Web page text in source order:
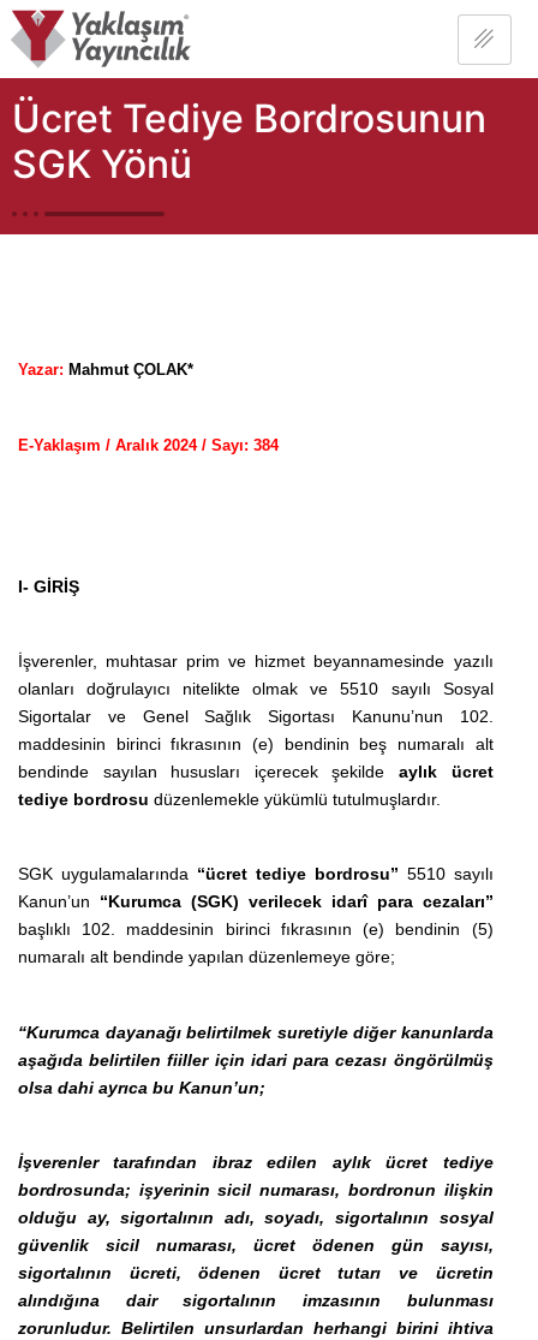
Ücret Tediye Bordrosunun
SGK Yönü
Yazar: Mahmut ÇOLAK*
E-Yaklaşım / Aralık 2024 / Sayı: 384
I- GİRİŞ
İşverenler, muhtasar prim ve hizmet beyannamesinde yazılı
olanları doğrulayıcı nitelikte olmak ve 5510 sayılı Sosyal
Sigortalar ve Genel Sağlık Sigortası Kanunu’nun 102.
maddesinin birinci fıkrasının (e) bendinin beş numaralı alt
bendinde sayılan hususları içerecek şekilde aylık ücret
tediye bordrosu düzenlemekle yükümlü tutulmuşlardır.
SGK uygulamalarında “ücret tediye bordrosu” 5510 sayılı
Kanun’un “Kurumca (SGK) verilecek idarî para cezaları”
başlıklı 102. maddesinin birinci fıkrasının (e) bendinin (5)
numaralı alt bendinde yapılan düzenlemeye göre;
“Kurumca dayanağı belirtilmek suretiyle diğer kanunlarda
aşağıda belirtilen fiiller için idari para cezası öngörülmüş
olsa dahi ayrıca bu Kanun’un;
İşverenler tarafından ibraz edilen aylık ücret tediye
bordrosunda; işyerinin sicil numarası, bordronun ilişkin
olduğu ay, sigortalının adı, soyadı, sigortalının sosyal
güvenlik sicil numarası, ücret ödenen gün sayısı,
sigortalının ücreti, ödenen ücret tutarı ve ücretin
alındığına dair sigortalının imzasının bulunması
zorunludur. Belirtilen unsurlardan herhangi birini ihtiva